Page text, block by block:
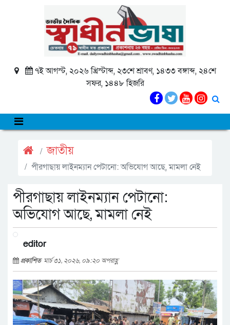
৭ই আগস্ট, ২০২৬ খ্রিস্টাব্দ, ২৩শে শ্রাবণ, ১৪৩৩ বঙ্গাব্দ, ২৪শে
সফর, ১৪৪৮ হিজরি
জাতীয়
পীরগাছায় লাইনম্যান পেটানো: অভিযোগ আছে, মামলা নেই
পীরগাছায় লাইনম্যান পেটানো:
অভিযোগ আছে, মামলা নেই
editor
প্রকাশিত মার্চ ৩১, ২০২৬, ০৯:২০ অপরাহ্ণ